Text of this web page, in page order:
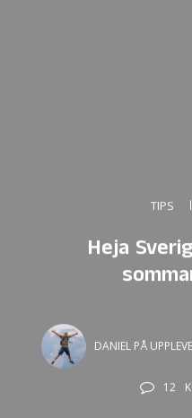
TIPS
Heja
DANIEL PÅ
12